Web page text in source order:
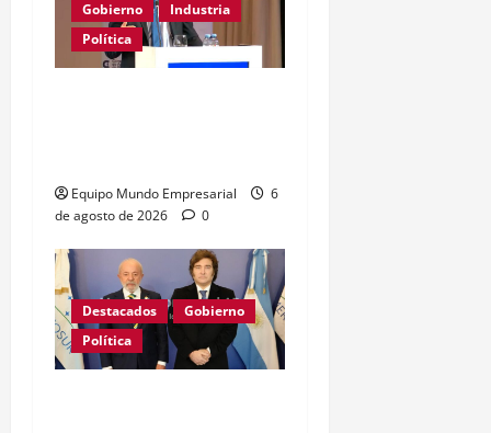
Gobierno
Industria
Política
Equipo Mundo Empresarial
6
de agosto de 2026
0
Destacados
Gobierno
Política